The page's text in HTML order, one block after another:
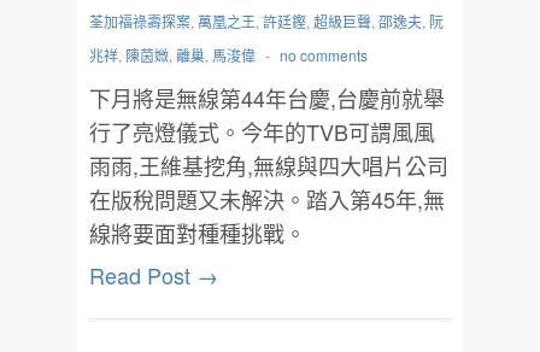
荃加福祿壽探案, 萬凰之王, 許廷鏗, 超級巨聲, 邵逸夫, 阮
兆祥, 陳茵媺, 離巢, 馬浚偉 - no comments
下月將是無線第44年台慶,台慶前就舉
行了亮燈儀式。今年的TVB可謂風風
雨雨,王維基挖角,無線與四大唱片公司
在版稅問題又未解決。踏入第45年,無
線將要面對種種挑戰。
Read Post →